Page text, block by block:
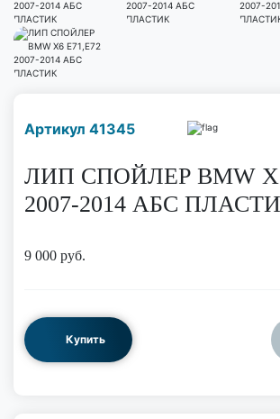
Артикул 41345
ЛИП СПОЙЛЕР BMW
2007-2014 АБС
9 000 руб.
Купить